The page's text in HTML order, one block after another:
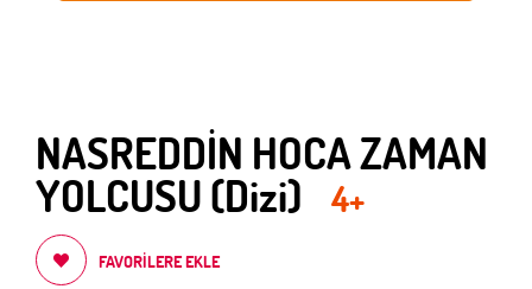
NASREDDİN HOCA ZAMAN
YOLCUSU (Dizi) 4+
FAVORILERE EKLE